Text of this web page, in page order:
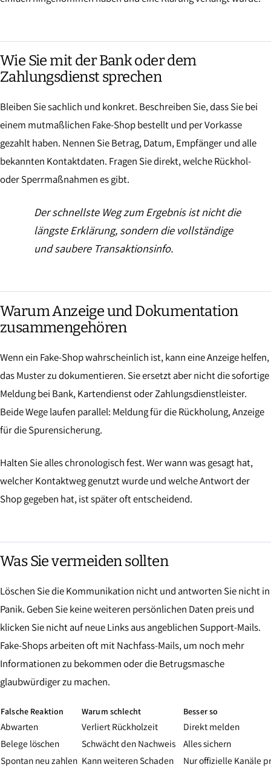
Wie Sie mit der Bank oder dem
Zahlungsdienst sprechen
Bleiben Sie sachlich und konkret. Beschreiben Sie, dass Sie bei
einem mutmaßlichen Fake-Shop bestellt und per Vorkasse
gezahlt haben. Nennen Sie Betrag, Datum, Empfänger und alle
bekannten Kontaktdaten. Fragen Sie direkt, welche Rückhol-
oder Sperrmaßnahmen es gibt.
Der schnellste Weg zum Ergebnis ist nicht die
längste Erklärung, sondern die vollständige
und saubere Transaktionsinfo.
Warum Anzeige und Dokumentation
zusammengehören
Wenn ein Fake-Shop wahrscheinlich ist, kann eine Anzeige helfen,
das Muster zu dokumentieren. Sie ersetzt aber nicht die sofortige
Meldung bei Bank, Kartendienst oder Zahlungsdienstleister.
Beide Wege laufen parallel: Meldung für die Rückholung, Anzeige
für die Spurensicherung.
Halten Sie alles chronologisch fest. Wer wann was gesagt hat,
welcher Kontaktweg genutzt wurde und welche Antwort der
Shop gegeben hat, ist später oft entscheidend.
Was Sie vermeiden sollten
Löschen Sie die Kommunikation nicht und antworten Sie nicht in
Panik. Geben Sie keine weiteren persönlichen Daten preis und
klicken Sie nicht auf neue Links aus angeblichen Support-Mails.
Fake-Shops arbeiten oft mit Nachfass-Mails, um noch mehr
Informationen zu bekommen oder die Betrugsmasche
glaubwürdiger zu machen.
Falsche Reaktion Warum schlecht Besser so
Abwarten Verliert Rückholzeit
Direkt melden
Belege löschen
Schwächt den Nachweis
Alles sichern
Spontan neu zahlen Kann weiteren Schaden
Nur offizielle Kanäle